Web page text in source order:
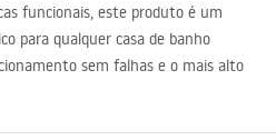
funcionais, este produto é um
para qualquer casa de banho
sem falhas e o mais alto